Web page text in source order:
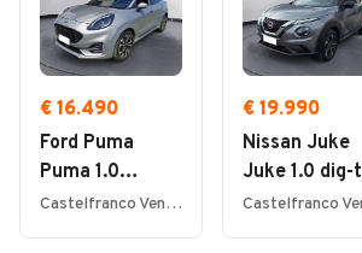
Sabato
09:00 - 12:30 / 15:00 - 18:30
Domenica
Chiuso
€ 16.490
Ford Puma
Puma 1.0
ecoboost h ST-Castelfranco Veneto (TV)
€ 19.990
Nissan Juke
Juke 1.0 dig-t
N-Connecta